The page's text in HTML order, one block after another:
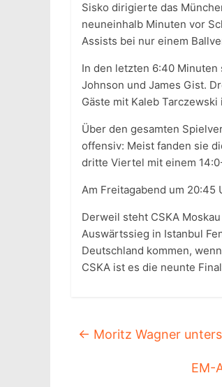
Sisko dirigierte das
neuneinhalb Minuten vor
Assists bei nur einem
In den letzten 6:40 Minuten
Johnson und James Gist.
Gäste mit Kaleb
Über den gesamten
offensiv: Meist fanden sie
dritte Viertel mit einem
Am Freitagabend um
Derweil steht CSKA
Auswärtssieg in Istanbul
Deutschland kommen,
CSKA ist es die neunte
← Moritz Wagner
EM-